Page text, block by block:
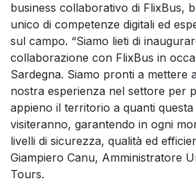
business collaborativo di FlixBus,
unico di competenze digitali ed
sul campo. “Siamo lieti di
collaborazione con FlixBus in
Sardegna. Siamo pronti a mettere
nostra esperienza nel settore per
appieno il territorio a quanti questa
visiteranno, garantendo in ogni
livelli di sicurezza, qualità ed
Giampiero Canu, Amministratore
Tours.